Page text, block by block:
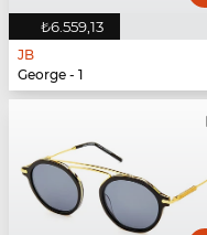
₺6.559,13
JB
George - 1